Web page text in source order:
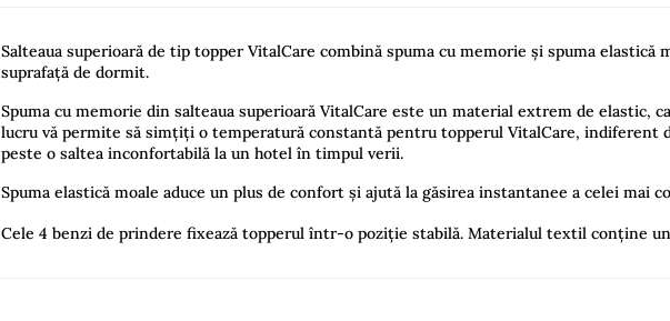
Salteaua superioară de tip topper VitalCare combină spuma cu memorie și spuma
suprafață de dormit.
Spuma cu memorie din salteaua superioară VitalCare este un material extrem de elastic,
lucru vă permite să simțiți o temperatură constantă pentru topperul VitalCare, indiferent
peste o saltea inconfortabilă la un hotel în timpul verii.
Spuma elastică moale aduce un plus de confort și ajută la găsirea instantanee a celei mai
Cele 4 benzi de prindere fixează topperul într-o poziție stabilă. Materialul textil conține